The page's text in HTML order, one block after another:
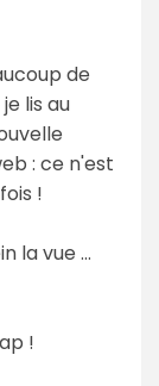
de
lis au
: ce n'est
!
la vue ...
!